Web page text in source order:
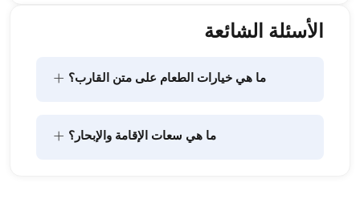
الأسئلة الشائعة
ما هي خيارات الطعام على متن القارب؟ +
ما هي سعات الإقامة والإبحار؟ +